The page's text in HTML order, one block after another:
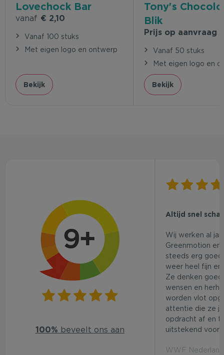
Lovechock Bar
vanaf € 2,10
Vanaf 100 stuks
Met eigen logo en ontwerp
Bekijk
Tony's
Blik
Prijs op aanvraag
Vanaf 50 stuks
Met eigen logo en
Bekijk
100% beveelt ons aan
Altijd snel
Wij werken al
Greenmotion en
steeds erg
weer heel fijn en
Ze denken
wensen en
worden vlot
attentie die ze
opdracht af en
uitstekend voor
WWF